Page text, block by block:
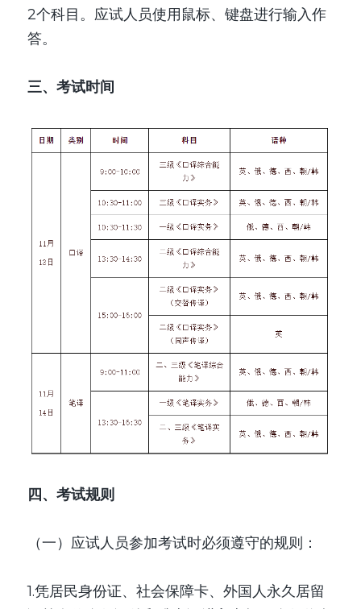
2个科目。应试人员使用鼠标、键盘进行输入作
答。
三、考试时间
四、考试规则
（一）应试人员参加考试时必须遵守的规则：
1.凭居民身份证、社会保障卡、外国人永久居留